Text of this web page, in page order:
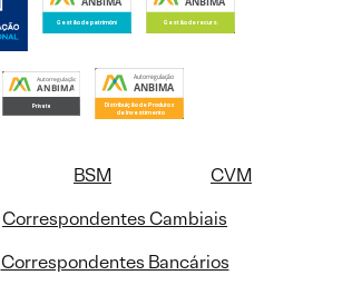
BSM
CVM
Correspondentes Cambiais
Correspondentes Bancários